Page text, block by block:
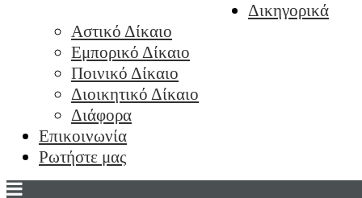
Δικηγορικά
Αστικό Δίκαιο
Εμπορικό Δίκαιο
Ποινικό Δίκαιο
Διοικητικό Δίκαιο
Διάφορα
Επικοινωνία
Ρωτήστε μας